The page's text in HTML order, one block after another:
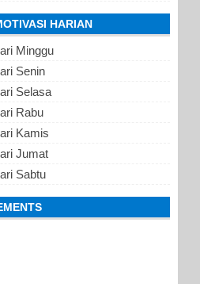
HARIAN
Minggu
Senin
Selasa
Rabu
Kamis
Jumat
Sabtu